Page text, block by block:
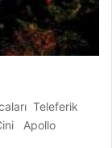
Teleferik
Apollo